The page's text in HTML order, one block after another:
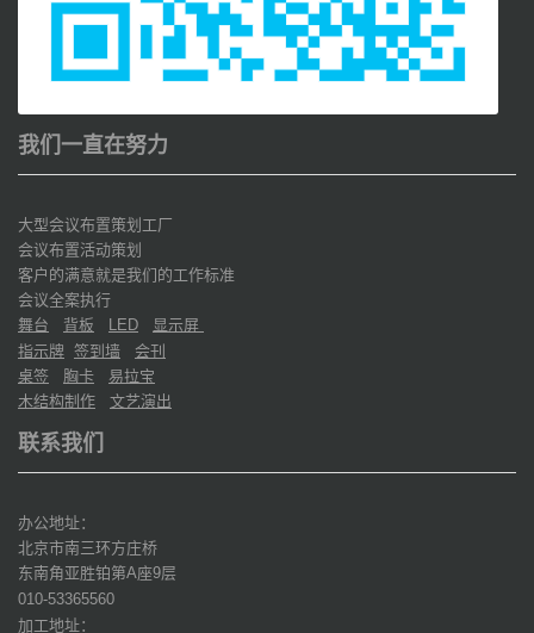
我们一直在努力
大型会议布置策划工厂
会议布置活动策划
客户的满意就是我们的工作标准
会议全案执行
舞台
背板 LED
显示屏
指示牌 签到墙
会刊
桌签
胸卡
易拉宝
木结构制作
文艺演出
联系我们
办公地址：
北京市南三环方庄桥
东南角亚胜铂第A座9层
010-53365560
加工地址：